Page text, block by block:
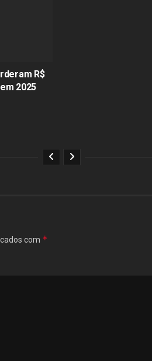
R$
2025
com *